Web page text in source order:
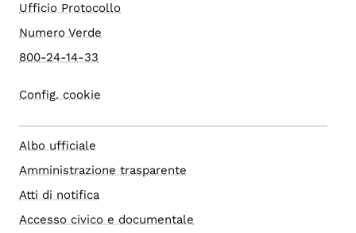
Ufficio Protocollo
Numero Verde
800-24-14-33
Config. cookie
Albo ufficiale
Amministrazione trasparente
Atti di notifica
Accesso civico e documentale